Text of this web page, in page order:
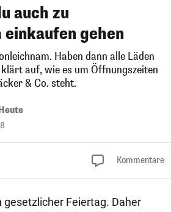
auch zu
gehen
Haben dann alle Läden
auf, wie es um Öffnungszeiten
& Co. steht.
Kommentare
gesetzlicher Feiertag. Daher